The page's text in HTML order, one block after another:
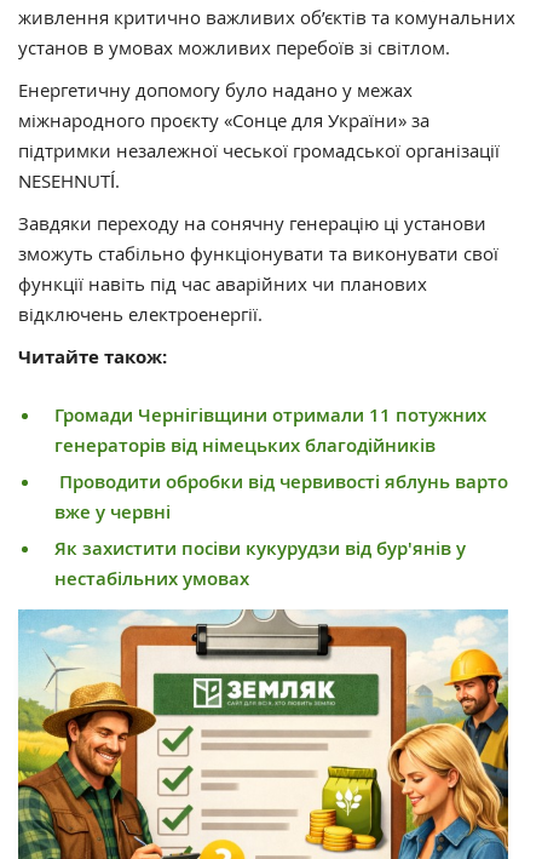
живлення критично важливих об’єктів та комунальних
установ в умовах можливих перебоїв зі світлом.
Енергетичну допомогу було надано у межах
міжнародного проєкту «Сонце для України» за
підтримки незалежної чеської громадської організації
NESEHNUTÍ.
Завдяки переходу на сонячну генерацію ці установи
зможуть стабільно функціонувати та виконувати свої
функції навіть під час аварійних чи планових
відключень електроенергії.
Читайте також:
Громади Чернігівщини отримали 11 потужних
генераторів від німецьких благодійників
Проводити обробки від червивості яблунь варто
вже у червні
Як захистити посіви кукурудзи від бур'янів у
нестабільних умовах